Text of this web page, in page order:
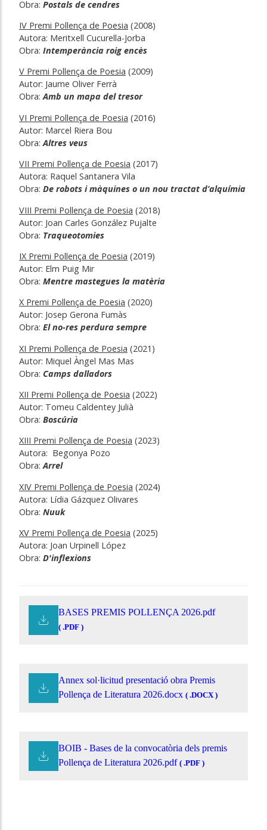
Obra: Postals de cendres
IV Premi Pollença de Poesia (2008)
Autora: Meritxell Cucurella-Jorba
Obra: Intemperància roig encès
V Premi Pollença de Poesia (2009)
Autor: Jaume Oliver Ferrà
Obra:Amb un mapa del tresor
VI Premi Pollença de Poesia (2016)
Autor: Marcel Riera Bou
Obra: Altres veus
VII Premi Pollença de Poesia (2017)
Autora: Raquel Santanera Vila
Obra: De robots i màquines o un nou tractat d’alquímia
VIII Premi Pollença de Poesia (2018)
Autor: Joan Carles González Pujalte
Obra: Traqueotomies
IX Premi Pollença de Poesia (2019)
Autor: Elm Puig Mir
Obra: Mentre mastegues la matèria
X Premi Pollença de Poesia (2020)
Autor: Josep Gerona Fumàs
Obra: El no-res perdura sempre
XI Premi Pollença de Poesia (2021)
Autor: Miquel Àngel Mas Mas
Obra: Camps dalladors
XII Premi Pollença de Poesia (2022)
Autor: Tomeu Caldentey Julià
Obra: Boscúria
XIII Premi Pollença de Poesia (2023)
Autora: Begonya Pozo
Obra:Arrel
XIV Premi Pollença de Poesia (2024)
Autora: Lídia Gázquez Olivares
Obra: Nuuk
XV Premi Pollença de Poesia (2025)
Autora: Joan Urpinell López
Obra: D'inflexions
BASES PREMIS POLLENÇA 2026.pdf
( .PDF )
Annex sol·licitud presentació obra Premis
Pollença de Literatura 2026.docx ( .DOCX )
BOIB - Bases de la convocatòria dels premis
Pollença de Literatura 2026.pdf ( .PDF )